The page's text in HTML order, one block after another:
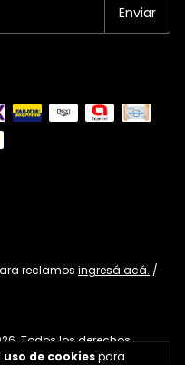
de cookiespara
reclamos ingresá acá. /
Todos los derechos